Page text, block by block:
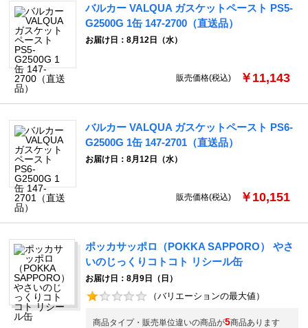
バルカー VALQUA ガスケットペースト PS5-
G2500G 1缶 147-2700（直送品）
お届け日：8月12日（水）
販売価格(税込) ￥11,143
バルカー VALQUA ガスケットペースト PS6-
G2500G 1缶 147-2701（直送品）
お届け日：8月12日（水）
販売価格(税込) ￥10,151
ポッカサッポロ（POKKA SAPPORO） やさ
いのじっくりコトコト リシール缶
お届け日：8月9日（日）
（バリエーションの最大値）
商品タイプ・販売単位違いの商品が5商品あります